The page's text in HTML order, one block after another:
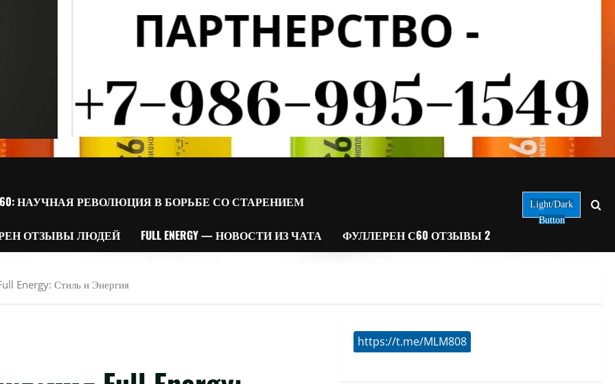
НАУЧНАЯ РЕВОЛЮЦИЯ В БОРЬБЕ СО СТАРЕНИЕМ
ОТЗЫВЫ ЛЮДЕЙ FULL ENERGY — НОВОСТИ ИЗ ЧАТА ФУЛЛЕРЕН С60 ОТЗЫВЫ 2
Light/Dark
Button
Energy: Стиль и Энергия
https://t.me/MLM808